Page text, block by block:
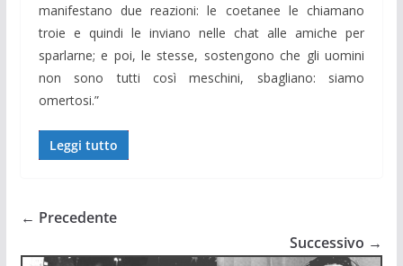
manifestano due reazioni: le coetanee le chiamano
troie e quindi le inviano nelle chat alle amiche per
sparlarne; e poi, le stesse, sostengono che gli uomini
non sono tutti così meschini, sbagliano: siamo
omertosi.”
Leggi tutto
← Precedente
Successivo →